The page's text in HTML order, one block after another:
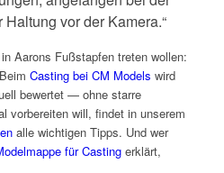
vor der Kamera.“
Aarons Fußstapfen treten wollen:
Casting bei CM Models wird
bewertet — ohne starre
vorbereiten will, findet in unserem
alle wichtigen Tipps. Und wer
für Castingerklärt,